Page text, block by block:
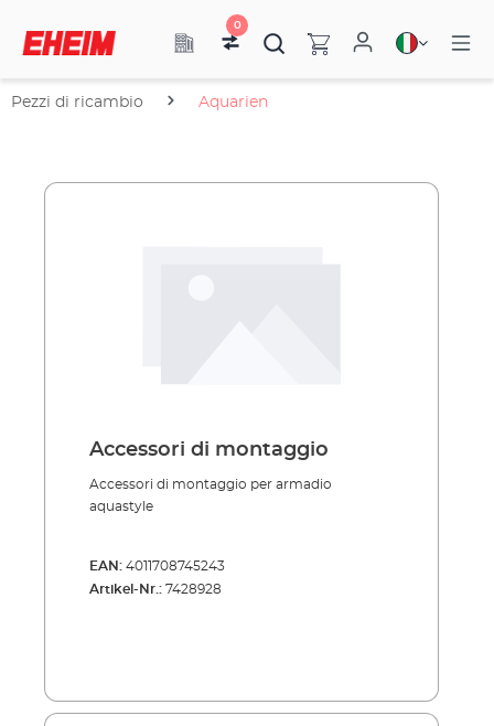
0
Pezzi di ricambio Aquarien
Accessori di montaggio
Accessori di montaggio per armadio
aquastyle
EAN: 4011708745243
Artikel-Nr.: 7428928